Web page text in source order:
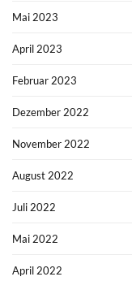
Mai 2023
April 2023
Februar 2023
Dezember 2022
November 2022
August 2022
Juli 2022
Mai 2022
April 2022